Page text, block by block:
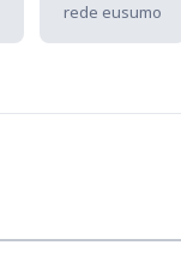
rede eusumo